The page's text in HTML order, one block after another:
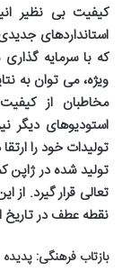
استانداردهای
که با سرمایه
ویژه، می توان به
مخاطبان از
استودیوهای دیگر
تولیدات خود را
تولید شده در
تعالی قرار گیرد. از
نقطه عطف در
بازتاب فرهنگی: